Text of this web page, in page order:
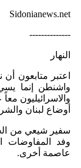
Sidonianews.net
--------------
النهار
اعتبر متابعون
واشنطن إنما
والاسرائيليون
أوضاع لبنان
سفير شيعي من
وفد المفاوضات
عاصمة أخرى.